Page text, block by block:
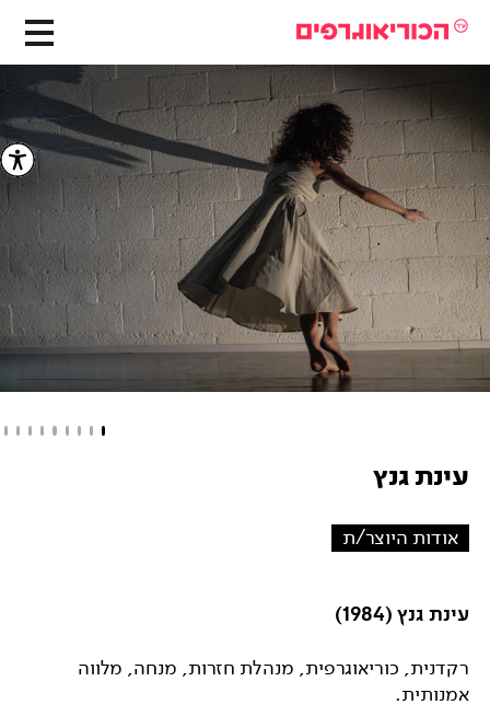
עינת גנץ
אודות היוצר/ת
עינת גנץ (1984)
רקדנית, כוריאוגרפית, מנהלת חזרות, מנחה, מלווה
אמנותית.